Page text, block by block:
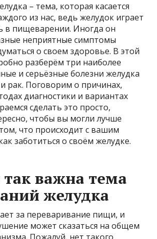
– тема, которая касается
из нас, ведь желудок играет
в пищеварении. Иногда он
неприятные симптомы
о своем здоровье. В этой
разберём три наиболее
и серьёзные болезни желудка
и рак. Поговорим о причинах,
диагностики и вариантах
сделать это просто,
чтобы вы могли лучше
что происходит с вашим
заботиться о своём желудке.
важна тема
желудка
за переваривание пищи, и
может сказаться на общем